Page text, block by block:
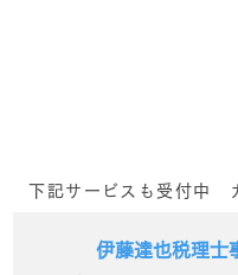
下記サービスも受付中
伊藤達也税理士